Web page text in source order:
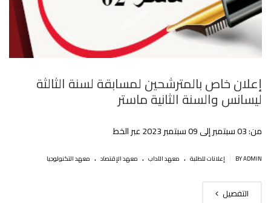
إعلان خاص بالمترشحين لمسابقة لسنة الثالثة
ليسانس والسنة الثانية ماستر
من: 03 سبتمبر إلى 09 سبتمبر 2023 عبر الخط
BY ADMIN إعلانات للطلبة . معهد الآداب . معهد الإقتصاد . معهد التكنولوجيا
التفصيل